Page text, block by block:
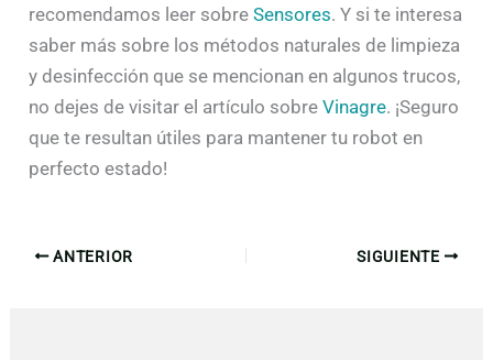
recomendamos leer sobreSensores. Y si te interesa
saber más sobre los métodos naturales de limpieza
y desinfección que se mencionan en algunos trucos,
no dejes de visitar el artículo sobreVinagre. ¡Seguro
que te resultan útiles para mantener tu robot en
perfecto estado!
ANTERIOR SIGUIENTE